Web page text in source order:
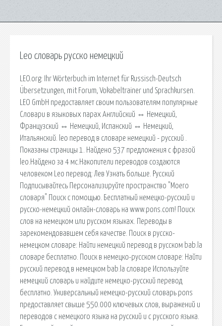
Leo словарь русско немецкий
LEO.org: Ihr Wörterbuch im Internet für Russisch-Deutsch
Übersetzungen, mit Forum, Vokabeltrainer und Sprachkursen.
LEO GmbH предоставляет своим пользователям популярные
Словари в языковых парах Английский ⇔ Немецкий,
Французский ⇔ Немецкий, Испанский ⇔ Немецкий,
Итальянский. leo перевод в словаре немецкий - русский .
Показаны страницы 1. Найдено 537 предложения с фразой
leo.Найдено за 4 мс.Накопители переводов создаются
человеком Leo перевод: Лев Узнать больше. Русский
Подписывайтесь Персонализируйте пространство "Моего
словаря" Поиск с помощью. Бесплатный немецко-русский и
русско-немецкий онлайн-словарь на www.pons.com! Поиск
слов на немецком или русском языках. Переводы в
зарекомендовавшем себя качестве. Поиск в русско-
немецком словаре: Найти немецкий перевод в русском bab.la
словаре бесплатно. Поиск в немецко-русском словаре: Найти
русский перевод в немецком bab.la словаре Используйте
немецкий словарь и найдите немецко-русский перевод
бесплатно. Универсальный немецко-русский словарь pons
предоставляет свыше 550.000 ключевых слов, выражений и
переводов с немецкого языка на русский и с русского языка.